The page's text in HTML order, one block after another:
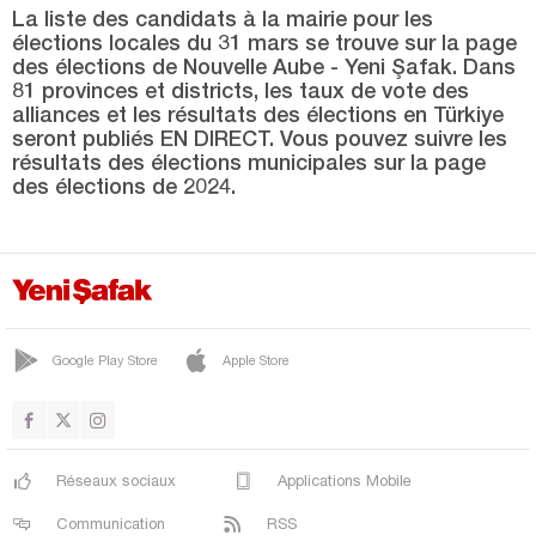
Çanakkale
Çankırı
Çorum
Denizli
Diyarbakır
Elazığ
Eskişehir
Gaziantep
Giresun
La liste des candidats à la mairie pour les
élections locales du 31 mars se trouve sur la page
des élections de Nouvelle Aube - Yeni Şafak. Dans
81 provinces et districts, les taux de vote des
alliances et les résultats des élections en Türkiye
seront publiés EN DIRECT. Vous pouvez suivre les
résultats des élections municipales sur la page
des élections de 2024.
Google Play Store Apple Store
Réseaux sociaux Applications Mobile
Communication RSS